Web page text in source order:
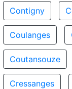
Contigny
Coulanges
Coutansouze
Cressanges